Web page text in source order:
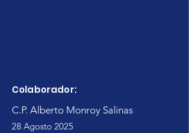
Colaborador:
C.P. Alberto Monroy Salinas
28 Agosto 2025